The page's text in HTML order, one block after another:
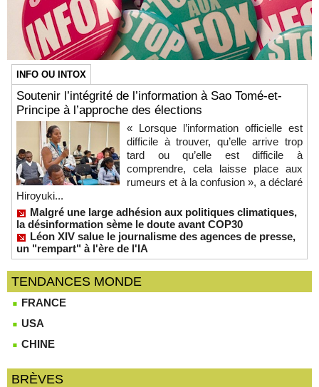
INFO OU INTOX
Soutenir l’intégrité de l’information à Sao Tomé-et-
Principe à l’approche des élections
« Lorsque l’information officielle est
difficile à trouver, qu’elle arrive trop
tard ou qu’elle est difficile à
comprendre, cela laisse place aux
rumeurs et à la confusion », a déclaré
Hiroyuki...
Malgré une large adhésion aux politiques climatiques,
la désinformation sème le doute avant COP30
Léon XIV salue le journalisme des agences de presse,
un "rempart" à l'ère de l'IA
TENDANCES MONDE
FRANCE
USA
CHINE
BRÈVES